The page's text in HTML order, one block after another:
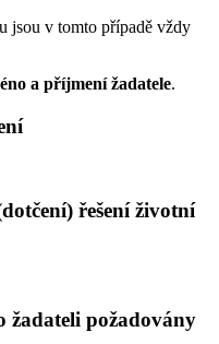
jsou v tomto případě vždy
a příjmení žadatele.
řešení životní
žadateli požadovány